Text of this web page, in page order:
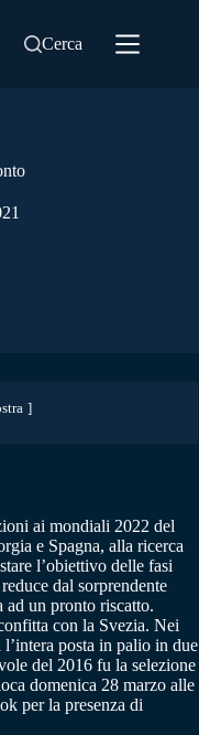
Cerca
ai mondiali 2022 del
e Spagna, alla ricerca
l’obiettivo delle fasi
dal sorprendente
ad un pronto riscatto.
con la Svezia. Nei
l’intera posta in palio in due
del 2016 fu la selezione
domenica 28 marzo alle
per la presenza di